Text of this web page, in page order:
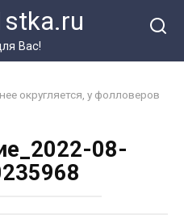
Вас!
округляется, у фолловеров
08-